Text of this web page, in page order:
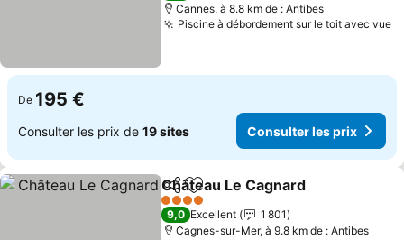
Cannes, à 8.8 km de : Antibes
Piscine à débordement sur le toit avec vue
De 195 €
Consulter les prix de 19 sites Consulter les prix
PartagerAjouter à mes favoris
Château Le Cagnard
4 Étoiles
9,0 Excellent
1 801
Cagnes-sur-Mer, à 9.8 km de : Antibes